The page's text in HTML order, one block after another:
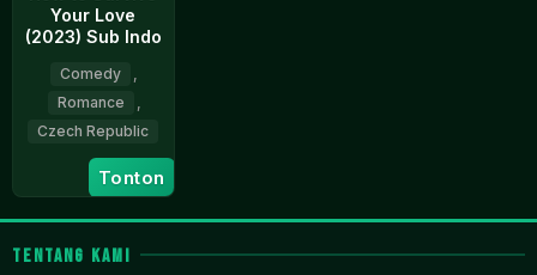
Your Love
(2023) Sub Indo
Comedy
Romance
Czech Republic
9
Nov
2023
Rudolf
Merkner
Tonton
TENTANG KAMI